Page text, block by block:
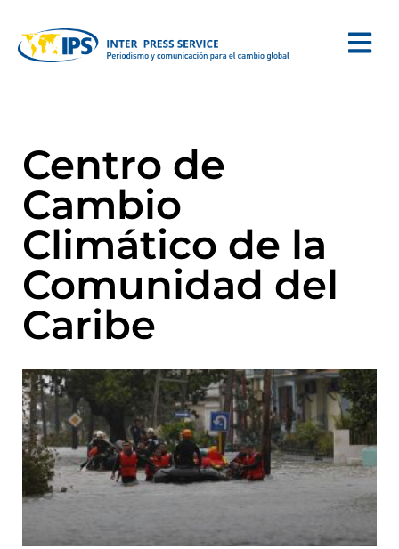
Centro de
Cambio
Climático de la
Comunidad del
Caribe